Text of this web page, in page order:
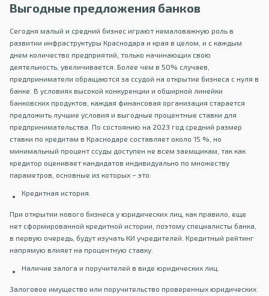
Выгодные предложения банков
Сегодня малый и средний бизнес играют немаловажную роль в
развитии инфраструктуры Краснодара и края в целом, и с каждым
днем количество предприятий, только начинающих свою
деятельность, увеличивается. Более чем в 50% случаев,
предприниматели обращаются за ссудой на открытие бизнеса с нуля в
банке. В условиях высокой конкуренции и обширной линейки
банковских продуктов, каждая финансовая организация старается
предложить лучшие условия и выгодные процентные ставки для
предпринимательства. По состоянию на 2023 год средний размер
ставки по кредитам в Краснодаре составляет около 15 %, но
минимальный процент ссуды доступен не всем заемщикам, так как
кредитор оценивает кандидатов индивидуально по множеству
параметров, основные из которых – это:
Кредитная история.
При открытии нового бизнеса у юридических лиц, как правило, еще
нет сформированной кредитной истории, поэтому специалисты банка,
в первую очередь, будут изучать КИ учредителей. Кредитный рейтинг
напрямую влияет на процентную ставку.
Наличие залога и поручителей в виде юридических лиц.
Залоговое имущество или поручительство проверенных юридических